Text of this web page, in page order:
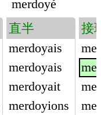
merdoyé
直半
merdoyais
merdoyais
merdoyait
merdoyions
接